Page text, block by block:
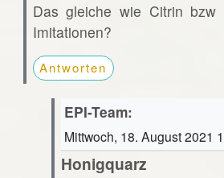
Das gleiche wie Citrin bzw
Imitationen?
Antworten
EPI-Team:
Mittwoch, 18. August 2021
Honigquarz